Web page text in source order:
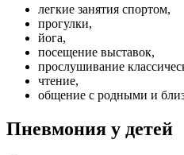
легкие занятия спортом,
прогулки,
йога,
посещение выставок,
прослушивание
чтение,
общение с родными и
Пневмония у детей